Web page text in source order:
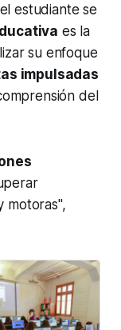
estudiante se
es la
su enfoque
impulsadas
del
motoras",